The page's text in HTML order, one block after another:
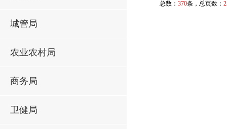
城管局
农业农村局
商务局
卫健局
总数： 370条，总页数：